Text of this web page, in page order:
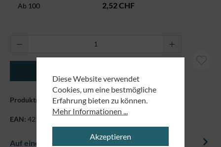
Ab 100 2,52 CHF
Produkt Anzahl: Gib den gewünschten
Produktnummer:3402
EAN: 4250479810792
Auf einem Blick
Diese Website verwendet
Cookies, um eine bestmögliche
Erfahrung bieten zu können.
Mehr Informationen ...
Akzeptieren